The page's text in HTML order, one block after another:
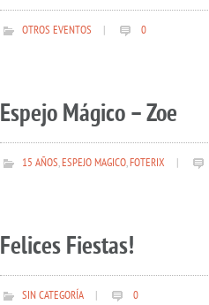
OTROS EVENTOS 0
Espejo Mágico – Zoe
15 AÑOS,ESPEJO MAGICO,FOTERIX
Felices Fiestas!
SIN CATEGORÍA 0